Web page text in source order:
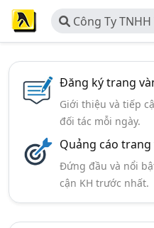
Công Ty
Vụ Điện Cơ Tân
Đăng ký trang
Giới thiệu và tiếp
đối tác mỗi ngày.
Quảng cáo trang
Đứng đầu và nổi
cận KH trước nhất.